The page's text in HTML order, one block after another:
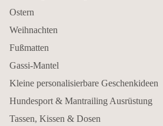
Ostern
Weihnachten
Fußmatten
Gassi-Mantel
Kleine personalisierbare Geschenkideen
Hundesport & Mantrailing Ausrüstung
Tassen, Kissen & Dosen